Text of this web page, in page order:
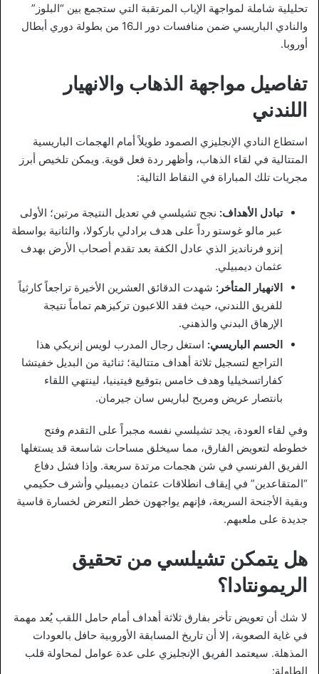
تحليلية شاملة لمواجهة الإياب المرتقبة التي ستجمع بين “البلوز”
والنادي الباريسي ضمن منافسات دور الـ16 من بطولة دوري أبطال
أوروبا.
تفاصيل مواجهة الذهاب والانهيار
اللندني
استطاع النادي الإنجليزي الصمود طويلاً أمام الهجمات الباريسية
المتتالية في لقاء الذهاب، وأظهر ردة فعل قوية. ويمكن تلخيص أبرز
مجريات تلك المباراة في النقاط التالية:
تبادل الأهداف: نجح تشيلسي في تعديل النتيجة مرتين؛ الأولى
عبر مالو غوستو رداً على هدف برادلي باركولا، والثانية بواسطة
إنزو فرنانديز الذي عادل الكفة بعد تقدم أصحاب الأرض بهدف
عثمان ديمبيلي.
الانهيار المتأخر: شهدت الدقائق العشرين الأخيرة تراجعاً كارثياً
للفريق اللندني، حيث فقد اللاعبون تركيزهم تماماً نتيجة
الإرهاق البدني والذهني.
الحسم الباريسي: استغل رجال المدرب لويس إنريكي هذا
التراجع لتسجيل ثلاثة أهداف متتالية؛ ثنائية من البديل خفيتشا
كفاراتسخيليا وهدف خامس بتوقيع فيتينيا، لينتهي اللقاء
بانتصار عريض ومريح لباريس سان جيرمان.
وفي لقاء العودة، يجد تشيلسي نفسه مجبراً على التقدم وفتح
خطوطه لتعويض الفارق، مما سيخلق مساحات شاسعة قد يستغلها
الفريق الفرنسي في شن هجمات مرتدة سريعة. وإذا فشل دفاع
“المتقاعدين” في إيقاف انطلاقات عثمان ديمبيلي وأشرف حكيمي
وبقية الأجنحة السريعة، فإنهم يواجهون خطر التعرض لخسارة قاسية
جديدة على ملعبهم.
هل يتمكن تشيلسي من تحقيق
الريمونتادا؟
لا شك أن تعويض تأخر بفارق ثلاثة أهداف أمام حامل اللقب يُعد مهمة
في غاية الصعوبة، إلا أن تاريخ المسابقة الأوروبية حافل بالعودات
المذهلة. سيعتمد الفريق الإنجليزي على عدة عوامل لمحاولة قلب
الطاولة: